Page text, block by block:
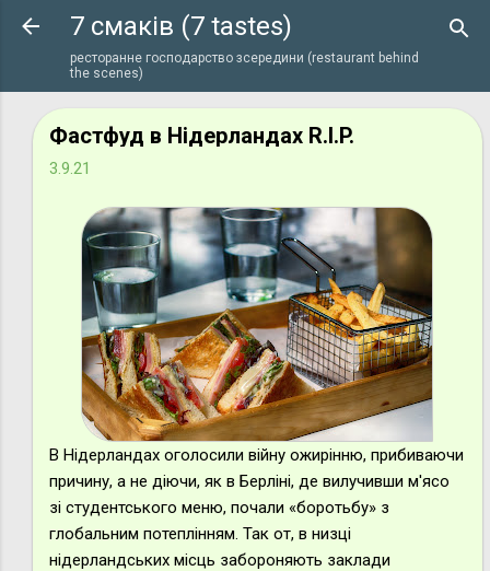
Перейти до основного вмісту
7 смаків (7 tastes)
ресторанне господарство зсередини (restaurant behind
the scenes)
Фастфуд в Нідерландах R.I.P.
3.9.21
В Нідерландах оголосили війну ожирінню, прибиваючи
причину, а не діючи, як в Берліні, де вилучивши м'ясо
зі студентського меню, почали «боротьбу» з
глобальним потеплінням. Так от, в низці
нідерландських місць забороняють заклади